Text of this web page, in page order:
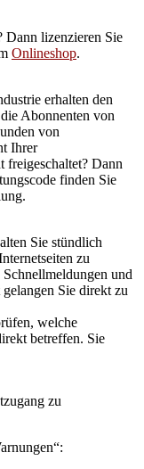
Dann lizenzieren Sie
Onlineshop.
erhalten den
Abonnenten von
von
Ihrer
freigeschaltet? Dann
finden Sie
Sie stündlich
zu
und
Sie direkt zu
welche
betreffen. Sie
zu